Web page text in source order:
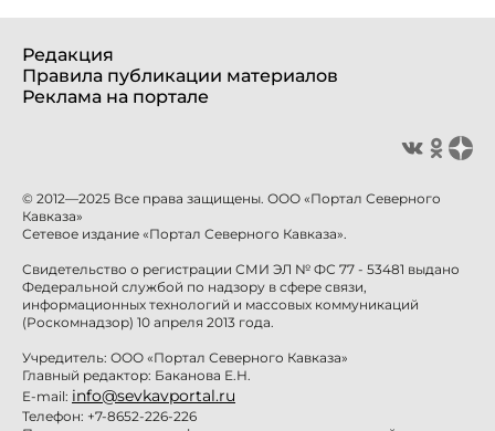
Редакция
Правила публикации материалов
Реклама на портале
© 2012—2025 Все права защищены. ООО «Портал Северного
Кавказа»
Сетевое издание «Портал Северного Кавказа».
Свидетельство о регистрации СМИ ЭЛ № ФС 77 - 53481 выдано
Федеральной службой по надзору в сфере связи,
информационных технологий и массовых коммуникаций
(Роскомнадзор) 10 апреля 2013 года.
Учредитель: ООО «Портал Северного Кавказа»
Главный редактор: Баканова Е.Н.
E-mail: info@sevkavportal.ru
Телефон: +7-8652-226-226